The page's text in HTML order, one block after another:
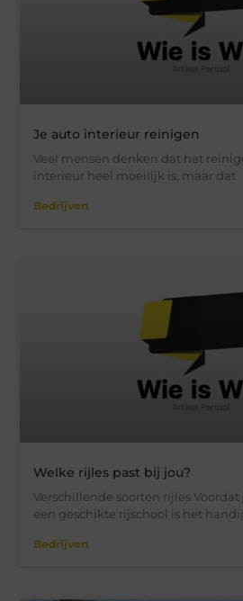
Je auto interieur reinigen
Veel mensen denken dat het
interieur heel moeilijk is, maar dat
Bedrijven
Welke rijles past bij jou?
Verschillende soorten rijles
een geschikte rijschool is het
Bedrijven